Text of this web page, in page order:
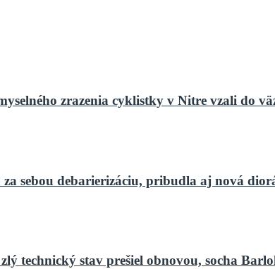
zrazenia cyklistky v Nitre vzali do
sebou debarierizáciu, pribudla aj nová
technický stav prešiel obnovou, socha